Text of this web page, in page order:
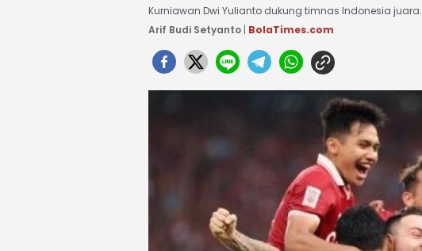
Kurniawan Dwi Yulianto dukung timnas Indonesia juara.
Arif Budi Setyanto | BolaTimes.com